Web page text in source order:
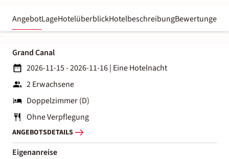
AngebotLageHotelüberblickHotelbeschreibungBewertungen
Grand Canal
2026-11-15 - 2026-11-16| Eine Hotelnacht
2 Erwachsene
Doppelzimmer (D)
Ohne Verpflegung
ANGEBOTSDETAILS
Eigenanreise